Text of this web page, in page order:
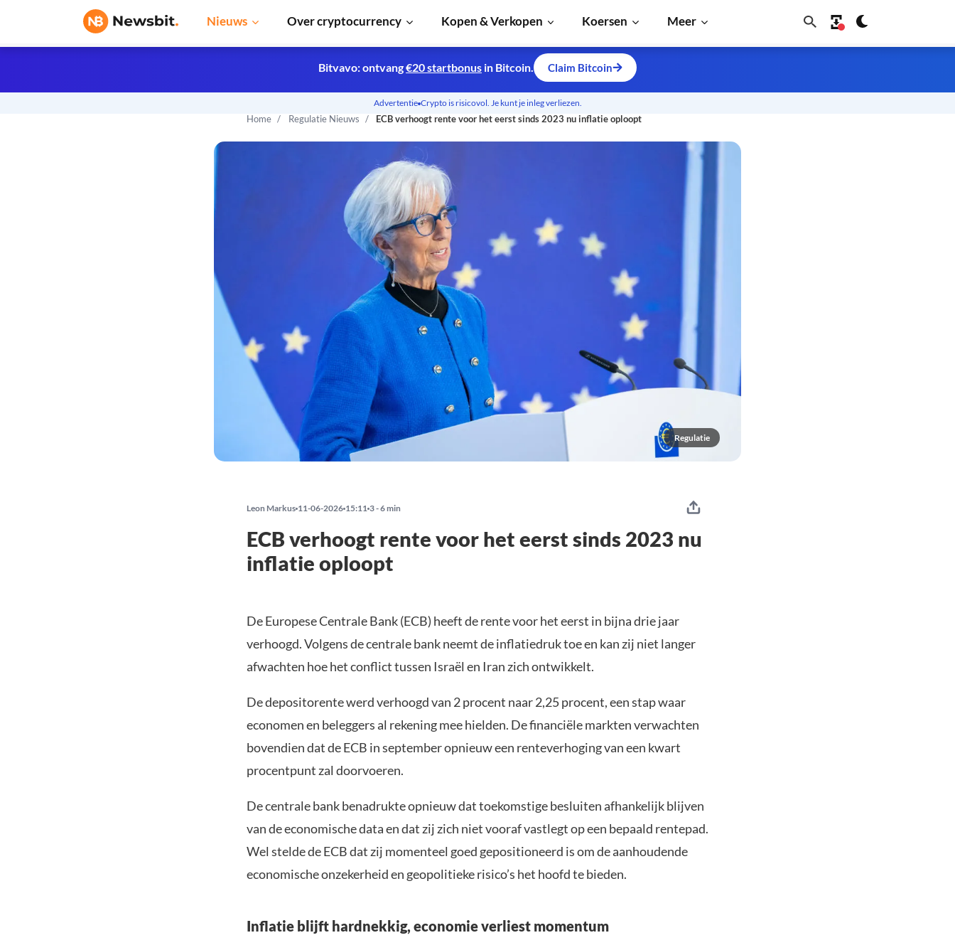
Nieuws Over cryptocurrency Kopen & Verkopen Koersen Meer
Home Regulatie Nieuws ECB verhoogt rente voor het eerst sinds 2023 nu inflatie oploopt
Regulatie
Bitvavo: ontvang€20 startbonus in Bitcoin. Claim Bitcoin
Advertentie Crypto is risicovol. Je kunt je inleg verliezen.
Leon Markus 11-06-2026 15:11 3 - 6 min
ECB verhoogt rente voor het eerst sinds 2023 nu
inflatie oploopt
De Europese Centrale Bank (ECB) heeft de rente voor het eerst in bijna drie jaar
verhoogd. Volgens de centrale bank neemt de inflatiedruk toe en kan zij niet langer
afwachten hoe het conflict tussen Israël en Iran zich ontwikkelt.
De depositorente werd verhoogd van 2 procent naar 2,25 procent, een stap waar
economen en beleggers al rekening mee hielden. De financiële markten verwachten
bovendien dat de ECB in september opnieuw een renteverhoging van een kwart
procentpunt zal doorvoeren.
De centrale bank benadrukte opnieuw dat toekomstige besluiten afhankelijk blijven
van de economische data en dat zij zich niet vooraf vastlegt op een bepaald rentepad.
Wel stelde de ECB dat zij momenteel goed gepositioneerd is om de aanhoudende
economische onzekerheid en geopolitieke risico’s het hoofd te bieden.
Inflatie blijft hardnekkig, economie verliest momentum